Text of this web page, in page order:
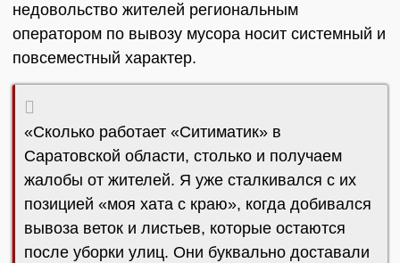
недовольство жителей региональным
оператором по вывозу мусора носит системный и
повсеместный характер.
«Сколько работает «Ситиматик» в
Саратовской области, столько и получаем
жалобы от жителей. Я уже сталкивался с их
позицией «моя хата с краю», когда добивался
вывоза веток и листьев, которые остаются
после уборки улиц. Они буквально доставали